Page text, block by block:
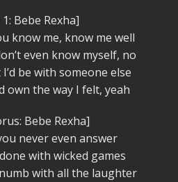
Bebe Rexha]
know me, know me well
even know myself, no
be with someone else
own the way I felt, yeah
Bebe Rexha]
never even answer
with wicked games
with all the laughter